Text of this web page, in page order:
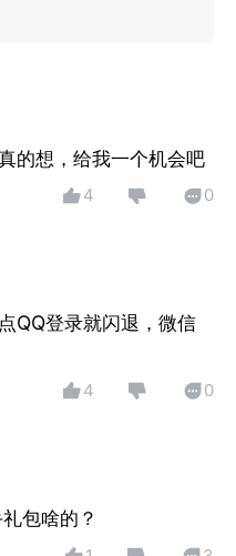
精致游戏画面，配音身
原神雕江湖！
驼山庄、桃花岛、百花
选，策略PK等你来！
神兽相伴，炫酷超光闯荡
【渝ICP备14009613
的想，给我一个机会吧
4 0
QQ登录就闪退，微信
4 0
包啥的？